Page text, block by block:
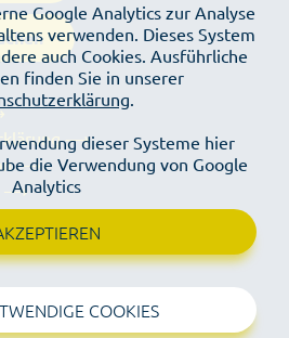
⟶
⟶
⟶
Google Analytics zur Analyse
verwenden. Dieses System
auch Cookies. Ausführliche
finden Sie in unserer
.
dieser Systeme hier
die Verwendung von Google
Analytics
COOKIES